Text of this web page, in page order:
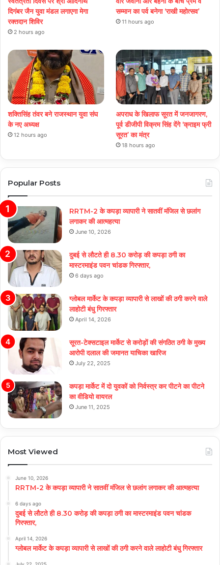
दिगंबर जैन युवा मंडल लगाएगा मेगा
रक्तदान शिविर
2 hours ago
सम्मान का पर्व बनेगा ‘राखी महोत्सव’
11 hours ago
शक्तिसिंह तंवर बने राजस्थान युवा संघ
के नए अध्यक्ष
12 hours ago
अपराध के खिलाफ सूरत में जनजागरण,
पूर्व डीजीपी विक्रम सिंह देंगे ‘क्राइम फ्री
सूरत’ का मंत्र
18 hours ago
Popular Posts
RRTM-2 के कपड़ा व्यापारी ने सातवीं मंजिल से छलांग
लगाकर की आत्महत्या
June 10, 2026
दुबई से लौटते ही 8.30 करोड़ की कपड़ा ठगी का
मास्टरमाइंड पवन चांडक गिरफ्तार,
6 days ago
ग्लोबल मार्केट के कपड़ा व्यापारी से लाखों की ठगी करने वाले
लाहोटी बंधु गिरफ्तार
April 14, 2026
सूरत-टेक्सटाइल मार्केट से करोड़ों की संगठित ठगी के मुख्य
आरोपी दलाल की जमानत याचिका खारिज
July 22, 2025
कपड़ा मार्केट में दो युवकों को निर्वस्त्र कर पीटने का पीटने
का वीडियो वायरल
June 11, 2025
Most Viewed
June 10, 2026
RRTM-2 के कपड़ा व्यापारी ने सातवीं मंजिल से छलांग लगाकर की आत्महत्या
6 days ago
दुबई से लौटते ही 8.30 करोड़ की कपड़ा ठगी का मास्टरमाइंड पवन चांडक
गिरफ्तार,
April 14, 2026
ग्लोबल मार्केट के कपड़ा व्यापारी से लाखों की ठगी करने वाले लाहोटी बंधु गिरफ्तार